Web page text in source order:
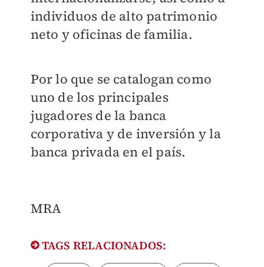
individuos de alto patrimonio
neto y oficinas de familia.
Por lo que se catalogan como
uno de los principales
jugadores de la banca
corporativa y de inversión y la
banca privada en el país.
MRA
TAGS RELACIONADOS: